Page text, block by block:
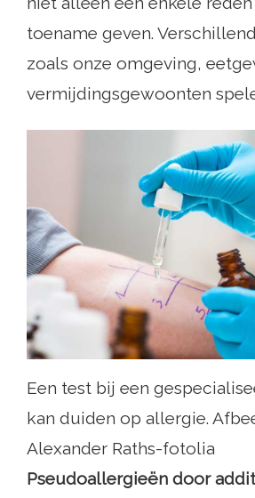
toename geven.
zoals onze omgeving,
vermijdingsgewoonten
Een test bij een
kan duiden op allergie.
Alexander Raths-fotolia
Pseudoallergieën door